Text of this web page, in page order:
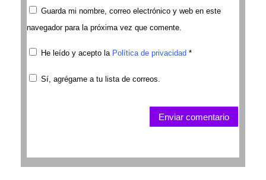
Guarda mi nombre, correo electrónico y web en este
navegador para la próxima vez que comente.
He leído y acepto la Política de privacidad *
Sí, agrégame a tu lista de correos.
Enviar comentario